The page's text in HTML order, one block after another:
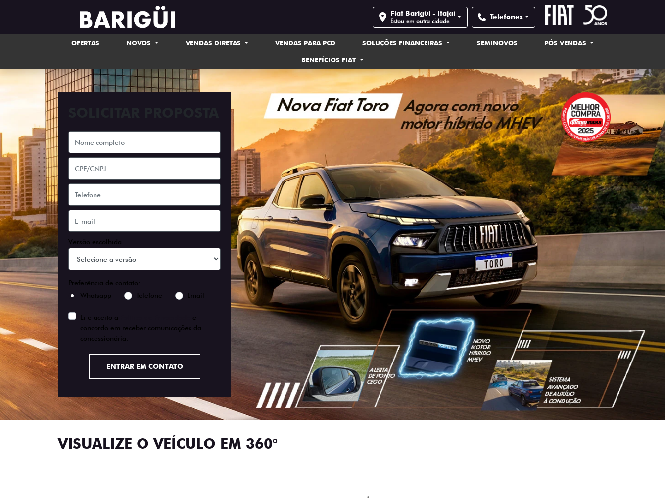
Fiat Barigüi - Itajaí
Estou em outra cidade Telefones
OFERTAS NOVOS VENDAS DIRETAS VENDAS PARA PCD SOLUÇÕES FINANCEIRAS SEMINOVOS PÓS VENDAS
BENEFÍCIOS FIAT
Versão escolhida
Preferência de contato:
Whatsapp
Telefone Email
Li e aceito a
e
concordo em receber comunicações da
concessionária.
ENTRAR EM CONTATO
VISUALIZE O VEÍCULO EM 360°